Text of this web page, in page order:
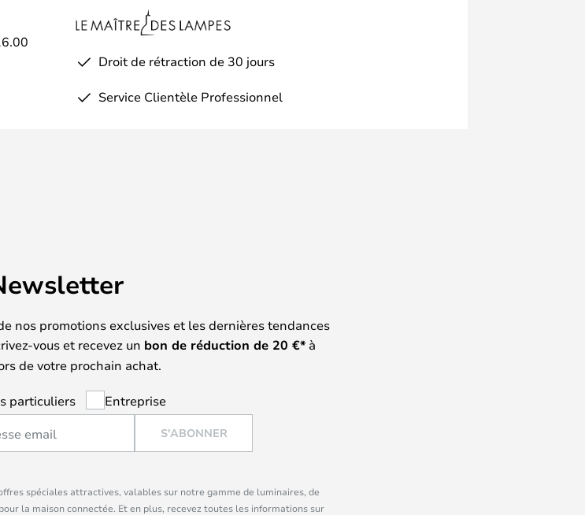
Droit de rétraction de 30 jours
Service Clientèle Professionnel
nos promotions exclusives et les dernières tendances
vous et recevez un bon de réduction de 20 €* à
de votre prochain achat.
particuliers Entreprise
S'ABONNER
spéciales attractives, valables sur notre gamme de luminaires, de
la maison connectée. Et en plus, recevez toutes les informations sur